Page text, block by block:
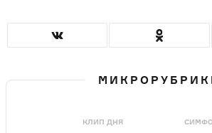
КЛИП ДНЯ